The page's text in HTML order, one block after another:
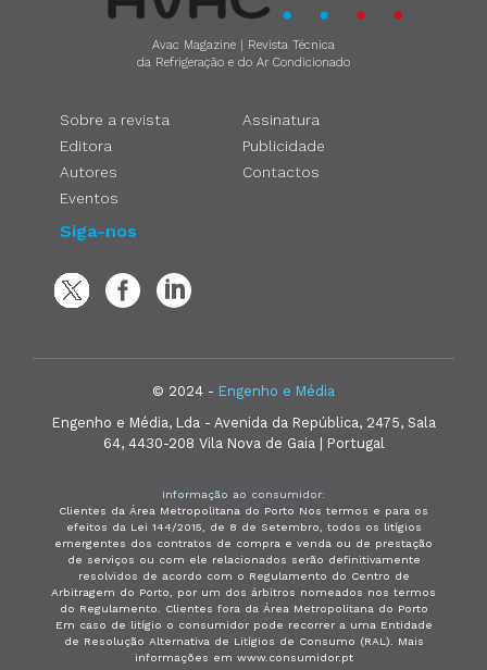
Avac Magazine | Revista Técnica
da Refrigeração e do Ar Condicionado
Sobre a revista
Editora
Autores
Eventos
Assinatura
Publicidade
Contactos
Siga-nos
© 2024 - Engenho e Média
Engenho e Média, Lda - Avenida da República, 2475, Sala
64, 4430-208 Vila Nova de Gaia | Portugal
Informação ao consumidor:
Clientes da Área Metropolitana do Porto Nos termos e para os
efeitos da Lei 144/2015, de 8 de Setembro, todos os litígios
emergentes dos contratos de compra e venda ou de prestação
de serviços ou com ele relacionados serão definitivamente
resolvidos de acordo com o Regulamento do Centro de
Arbitragem do Porto, por um dos árbitros nomeados nos termos
do Regulamento. Clientes fora da Área Metropolitana do Porto
Em caso de litígio o consumidor pode recorrer a uma Entidade
de Resolução Alternativa de Litígios de Consumo (RAL). Mais
informações em www.consumidor.pt